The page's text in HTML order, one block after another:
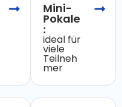
Mini-
Pokale
:
ideal für
viele
Teilneh
mer